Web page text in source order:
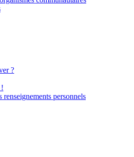
?
renseignements personnels